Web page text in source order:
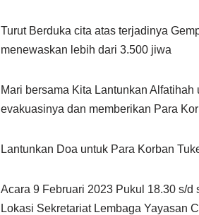
Turut Berduka cita atas terjadinya
menewaskan lebih dari 3.500 jiwa
Mari bersama Kita Lantunkan
evakuasinya dan memberikan Para
Lantunkan Doa untuk Para Korban
Acara 9 Februari 2023 Pukul 18.30 s/d
Lokasi Sekretariat Lembaga Yayasan